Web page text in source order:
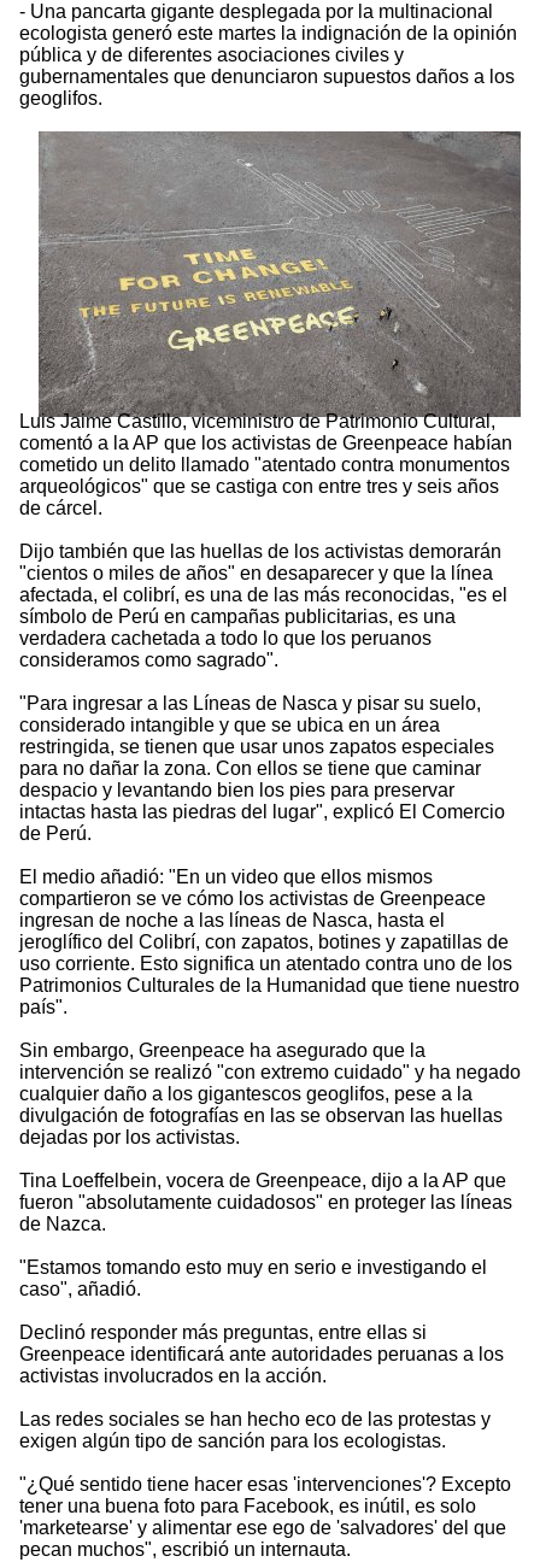
- Una pancarta gigante desplegada por la multinacional
ecologista generó este martes la indignación de la opinión
pública y de diferentes asociaciones civiles y
gubernamentales que denunciaron supuestos daños a los
geoglifos.
Luis Jaime Castillo, viceministro de Patrimonio Cultural,
comentó a la AP que los activistas de Greenpeace habían
cometido un delito llamado "atentado contra monumentos
arqueológicos" que se castiga con entre tres y seis años
de cárcel.
Dijo también que las huellas de los activistas demorarán
"cientos o miles de años" en desaparecer y que la línea
afectada, el colibrí, es una de las más reconocidas, "es el
símbolo de Perú en campañas publicitarias, es una
verdadera cachetada a todo lo que los peruanos
consideramos como sagrado".
"Para ingresar a las Líneas de Nasca y pisar su suelo,
considerado intangible y que se ubica en un área
restringida, se tienen que usar unos zapatos especiales
para no dañar la zona. Con ellos se tiene que caminar
despacio y levantando bien los pies para preservar
intactas hasta las piedras del lugar", explicó El Comercio
de Perú.
El medio añadió: "En un video que ellos mismos
compartieron se ve cómo los activistas de Greenpeace
ingresan de noche a las líneas de Nasca, hasta el
jeroglífico del Colibrí, con zapatos, botines y zapatillas de
uso corriente. Esto significa un atentado contra uno de los
Patrimonios Culturales de la Humanidad que tiene nuestro
país".
Sin embargo, Greenpeace ha asegurado que la
intervención se realizó "con extremo cuidado" y ha negado
cualquier daño a los gigantescos geoglifos, pese a la
divulgación de fotografías en las se observan las huellas
dejadas por los activistas.
Tina Loeffelbein, vocera de Greenpeace, dijo a la AP que
fueron "absolutamente cuidadosos" en proteger las líneas
de Nazca.
"Estamos tomando esto muy en serio e investigando el
caso", añadió.
Declinó responder más preguntas, entre ellas si
Greenpeace identificará ante autoridades peruanas a los
activistas involucrados en la acción.
Las redes sociales se han hecho eco de las protestas y
exigen algún tipo de sanción para los ecologistas.
"¿Qué sentido tiene hacer esas 'intervenciones'? Excepto
tener una buena foto para Facebook, es inútil, es solo
'marketearse' y alimentar ese ego de 'salvadores' del que
pecan muchos", escribió un internauta.